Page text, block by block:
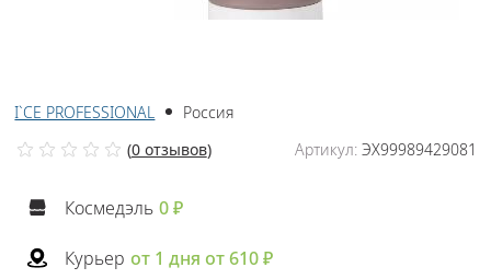
I`CE PROFESSIONAL
Россия
Артикул:ЭХ99989429081
(0 отзывов)
Космедэль 0 ₽
Курьер от 1 дня от 610 ₽